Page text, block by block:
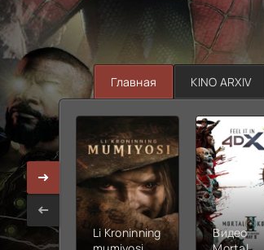
Главная KINO ARXIV
Li Kroninning
Видео